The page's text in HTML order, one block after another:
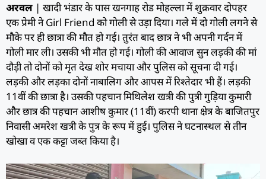
अरवल | खादी भंडार के पास खनगाह रोड मोहल्ला में शुक्रवार दोपहर
एक प्रेमी ने Girl Friend को गाेली से उड़ा दिया। गले में दो गोली लगने से
मौके पर ही छात्रा की मौत हो गई। तुरंत बाद छात्र ने भी अपनी गर्दन में
गोली मार ली। उसकी भी मौत हो गई। गोली की आवाज सुन लड़की की मां
दौड़ी तो दोनों को मृत देख शोर मचाया और पुलिस को सूचना दी गई।
लड़की और लड़का दोनों नाबालिग और आपस में रिश्तेदार भी हैं। लड़की
11वीं की छात्रा है। उसकी पहचान मिथिलेश खत्री की पुत्री गुड़िया कुमारी
और छात्र की पहचान आशीष कुमार (11वीं) करपी थाना क्षेत्र के बाजितपुर
निवासी अमरेश खत्री के पुत्र के रूप में हुई। पुलिस ने घटनास्थल से तीन
खोखा व एक कट्टा जब्त किया है।